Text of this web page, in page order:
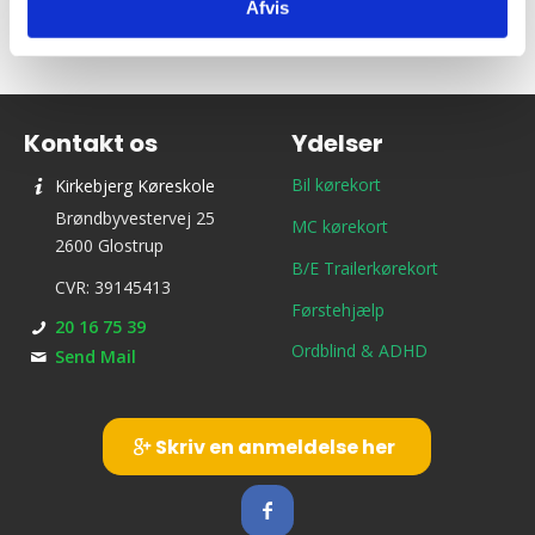
Afvis
Kontakt os
Kirkebjerg Køreskole
Brøndbyvestervej 25
2600 Glostrup
CVR: 39145413
20 16 75 39
Send Mail
Ydelser
Bil kørekort
MC kørekort
B/E Trailerkørekort
Førstehjælp
Ordblind & ADHD
Skriv en anmeldelse her